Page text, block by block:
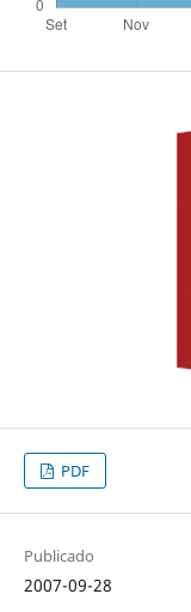
PDF
Publicado
2007-09-28